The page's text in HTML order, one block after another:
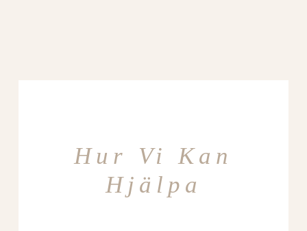
Hur Vi Kan
Hjälpa